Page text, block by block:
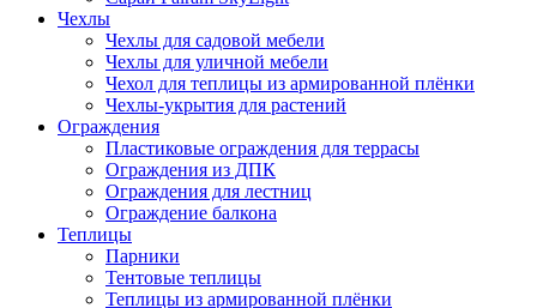
Чехлы
Чехлы для садовой мебели
Чехлы для уличной мебели
Чехол для теплицы из армированной плёнки
Чехлы-укрытия для растений
Ограждения
Пластиковые ограждения для террасы
Ограждения из ДПК
Ограждения для лестниц
Ограждение балкона
Теплицы
Парники
Тентовые теплицы
Теплицы из армированной плёнки